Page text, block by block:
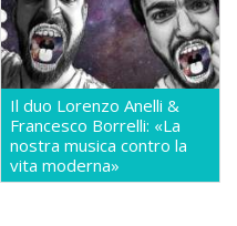
Il duo Lorenzo Anelli &
Francesco Borrelli: «La
nostra musica contro la
vita moderna»